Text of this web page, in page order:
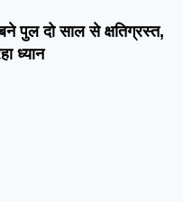
पुल दो साल से क्षतिग्रस्त,
ध्यान